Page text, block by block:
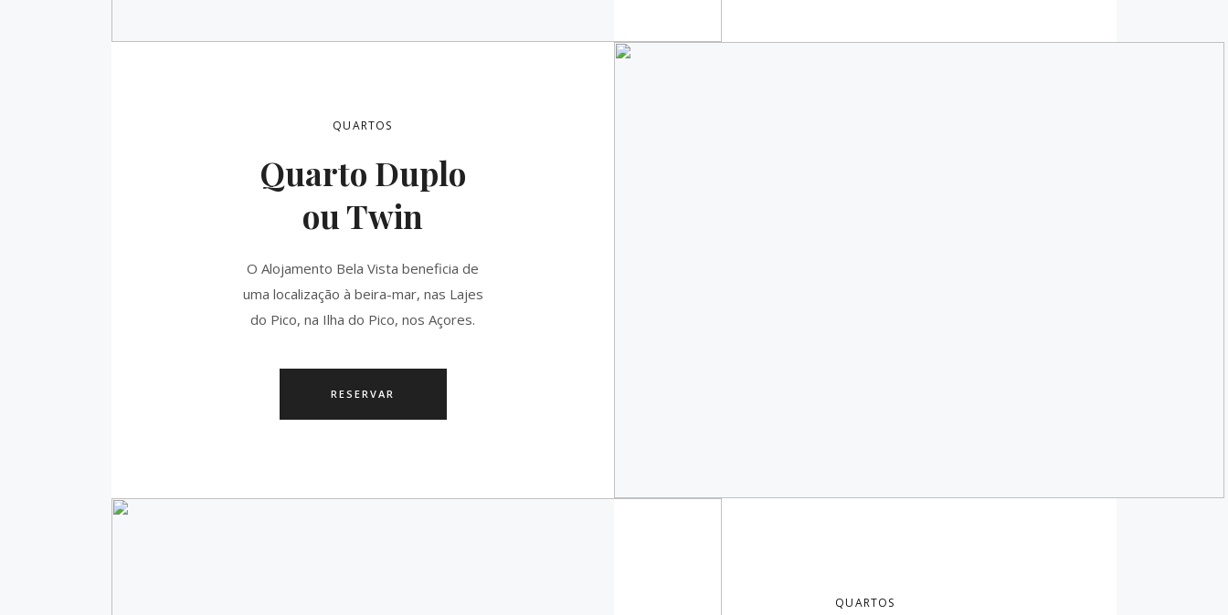
QUARTOS
Quarto Duplo
ou Twin
O Alojamento Bela Vista beneficia de
uma localização à beira-mar, nas Lajes
do Pico, na Ilha do Pico, nos Açores.
RESERVAR
QUARTOS